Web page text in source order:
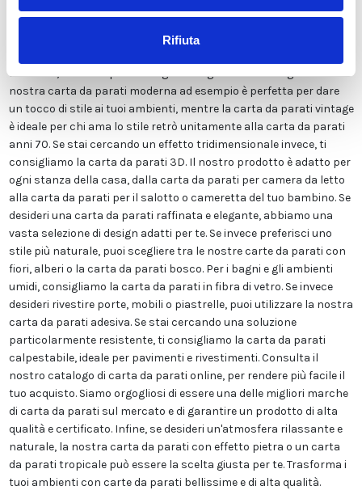
Rifiuta
ECOLOGICO e GREEN GUARD GOLD, garantendo la massima
sicurezza per te e la tua famiglia. Disponiamo di una vasta gamma
DI VETRO, ed un ampio catalogo immagini molto variegato. La
nostra carta da parati moderna ad esempio è perfetta per dare
un tocco di stile ai tuoi ambienti, mentre la carta da parati vintage
è ideale per chi ama lo stile retrò unitamente alla carta da parati
anni 70. Se stai cercando un effetto tridimensionale invece, ti
consigliamo la carta da parati 3D. Il nostro prodotto è adatto per
ogni stanza della casa, dalla carta da parati per camera da letto
alla carta da parati per il salotto o cameretta del tuo bambino. Se
desideri una carta da parati raffinata e elegante, abbiamo una
vasta selezione di design adatti per te. Se invece preferisci uno
stile più naturale, puoi scegliere tra le nostre carte da parati con
fiori, alberi o la carta da parati bosco. Per i bagni e gli ambienti
umidi, consigliamo la carta da parati in fibra di vetro. Se invece
desideri rivestire porte, mobili o piastrelle, puoi utilizzare la nostra
carta da parati adesiva. Se stai cercando una soluzione
particolarmente resistente, ti consigliamo la carta da parati
calpestabile, ideale per pavimenti e rivestimenti. Consulta il
nostro catalogo di carta da parati online, per rendere più facile il
tuo acquisto. Siamo orgogliosi di essere una delle migliori marche
di carta da parati sul mercato e di garantire un prodotto di alta
qualità e certificato. Infine, se desideri un'atmosfera rilassante e
naturale, la nostra carta da parati con effetto pietra o un carta
da parati tropicale può essere la scelta giusta per te. Trasforma i
tuoi ambienti con carte da parati bellissime e di alta qualità.